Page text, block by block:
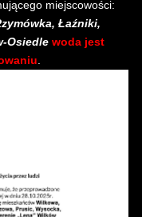
miejscowości:
Łaźniki,
Osiedle woda jest
.